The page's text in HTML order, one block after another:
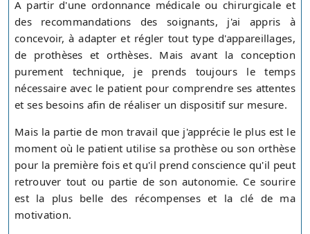
A partir d'une ordonnance médicale ou chirurgicale et
des recommandations des soignants, j'ai appris à
concevoir, à adapter et régler tout type d'appareillages,
de prothèses et orthèses. Mais avant la conception
purement technique, je prends toujours le temps
nécessaire avec le patient pour comprendre ses attentes
et ses besoins afin de réaliser un dispositif sur mesure.
Mais la partie de mon travail que j'apprécie le plus est le
moment où le patient utilise sa prothèse ou son orthèse
pour la première fois et qu'il prend conscience qu'il peut
retrouver tout ou partie de son autonomie. Ce sourire
est la plus belle des récompenses et la clé de ma
motivation.